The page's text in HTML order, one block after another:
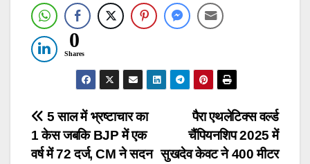
0
Shares
Post
navigation
पैरा एथलेटिक्स वर्ल्ड
चैंपियनशिप 2025 में
सुखदेव केवट ने 400 मीटर
5 साल में भ्रष्टाचार का
1 केस जबकि BJP में एक
वर्ष में 72 दर्ज, CM ने सदन